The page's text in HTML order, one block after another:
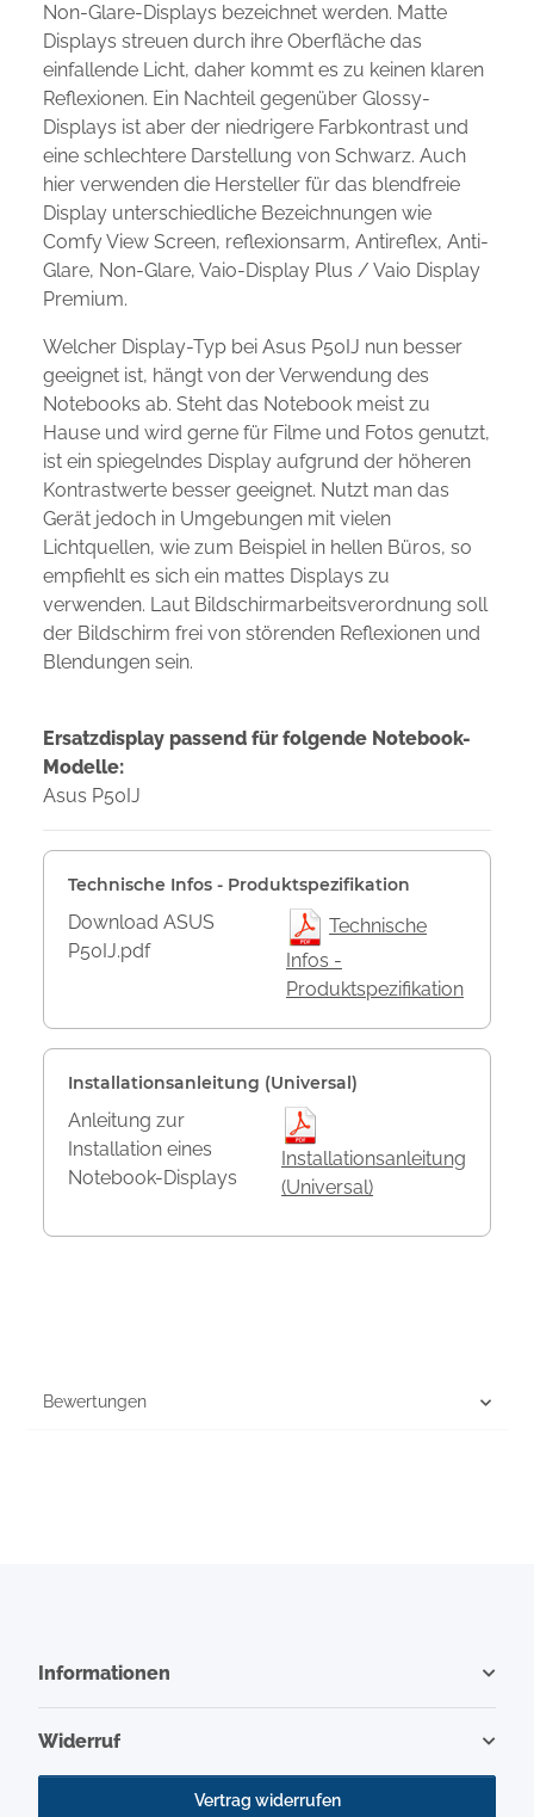
Non-Glare-Displays bezeichnet werden. Matte
Displays streuen durch ihre Oberfläche das
einfallende Licht, daher kommt es zu keinen klaren
Reflexionen. Ein Nachteil gegenüber Glossy-
Displays ist aber der niedrigere Farbkontrast und
eine schlechtere Darstellung von Schwarz. Auch
hier verwenden die Hersteller für das blendfreie
Display unterschiedliche Bezeichnungen wie
Comfy View Screen, reflexionsarm, Antireflex, Anti-
Glare, Non-Glare, Vaio-Display Plus / Vaio Display
Premium.
Welcher Display-Typ bei Asus P50IJ nun besser
geeignet ist, hängt von der Verwendung des
Notebooks ab. Steht das Notebook meist zu
Hause und wird gerne für Filme und Fotos genutzt,
ist ein spiegelndes Display aufgrund der höheren
Kontrastwerte besser geeignet. Nutzt man das
Gerät jedoch in Umgebungen mit vielen
Lichtquellen, wie zum Beispiel in hellen Büros, so
empfiehlt es sich ein mattes Displays zu
verwenden. Laut Bildschirmarbeitsverordnung soll
der Bildschirm frei von störenden Reflexionen und
Blendungen sein.
Ersatzdisplay passend für folgende Notebook-
Modelle:
Asus P50IJ
Technische Infos - Produktspezifikation
Download ASUS
P50IJ.pdf
Technische
Infos -
Produktspezifikation
Installationsanleitung (Universal)
Anleitung zur
Installation eines
Notebook-Displays
Installationsanleitung
(Universal)
Bewertungen
Informationen
Widerruf
Vertrag widerrufen